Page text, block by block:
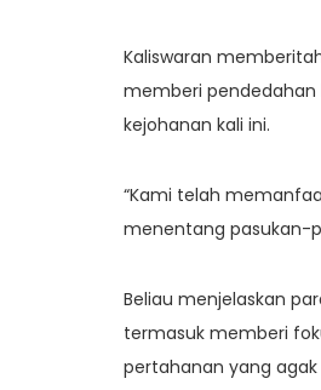
Kaliswaran
memberi pendedahan
kejohanan kali ini.
“Kami telah
menentang pasukan-
Beliau menjelaskan
termasuk memberi
pertahanan yang